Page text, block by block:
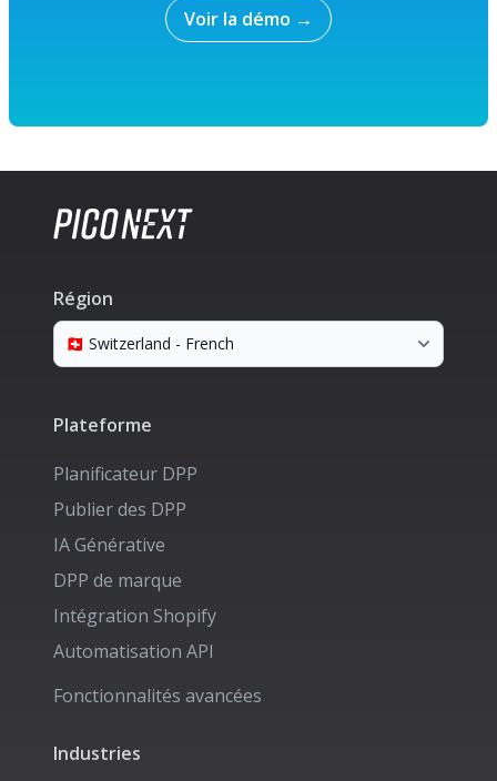
Voir la démo →
Région
Plateforme
Planificateur DPP
Publier des DPP
IA Générative
DPP de marque
Intégration Shopify
Automatisation API
Fonctionnalités avancées
Industries